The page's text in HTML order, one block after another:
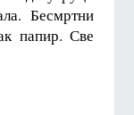
Бесмртни
папир. Све